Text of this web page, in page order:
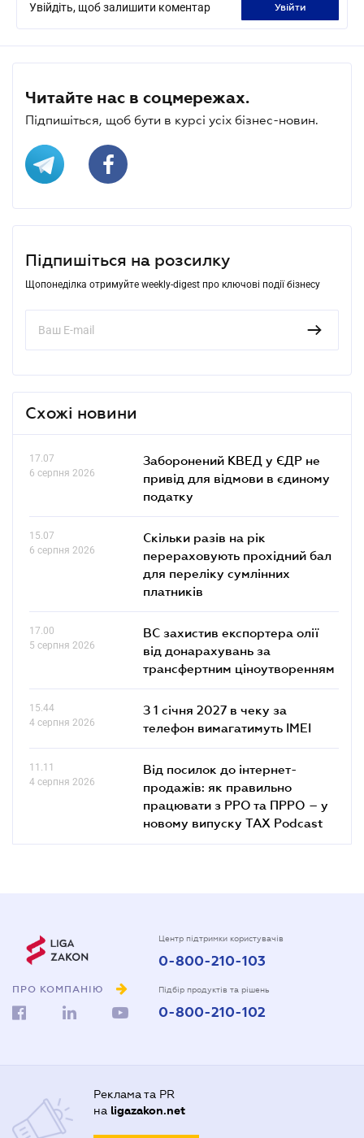
Увійдіть, щоб залишити коментар увійти
Читайте нас в соцмережах.
Підпишіться, щоб бути в курсі усіх бізнес-новин.
Підпишіться на розсилку
Щопонеділка отримуйте weekly-digest про ключові події бізнесу
Схожі новини
17.07
6 серпня 2026
Заборонений КВЕД у ЄДР не
привід для відмови в єдиному
податку
15.07
6 серпня 2026
Скільки разів на рік
перераховують прохідний бал
для переліку сумлінних
платників
17.00
5 серпня 2026
ВС захистив експортера олії
від донарахувань за
трансфертним ціноутворенням
15.44
4 серпня 2026
З 1 січня 2027 в чеку за
телефон вимагатимуть IMEI
11.11
4 серпня 2026
Від посилок до інтернет-
продажів: як правильно
працювати з РРО та ПРРО – у
новому випуску TAX Podcast
ПРО КОМПАНІЮ
Центр підтримки користувачів
0-800-210-103
Підбір продуктів та рішень
0-800-210-102
Реклама та PR
на ligazakon.net